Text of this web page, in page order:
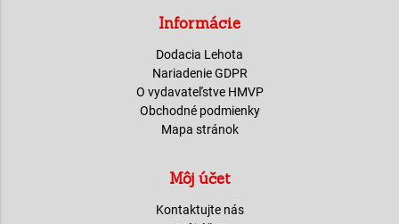
Informácie
Dodacia Lehota
Nariadenie GDPR
O vydavateľstve HMVP
Obchodné podmienky
Mapa stránok
Môj účet
Kontaktujte nás